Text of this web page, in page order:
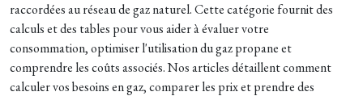
raccordées au réseau de gaz naturel. Cette catégorie fournit des
calculs et des tables pour vous aider à évaluer votre
consommation, optimiser l'utilisation du gaz propane et
comprendre les coûts associés. Nos articles détaillent comment
calculer vos besoins en gaz, comparer les prix et prendre des